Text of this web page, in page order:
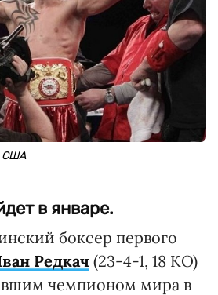
США
в январе.
боксер первого
Редкач (23-4-1, 18 КО)
чемпионом мира в